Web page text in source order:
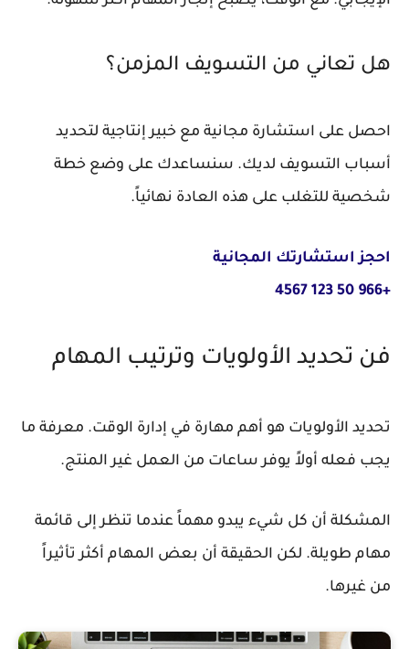
هل تعاني من التسويف المزمن؟
احصل على استشارة مجانية مع خبير إنتاجية لتحديد
أسباب التسويف لديك. سنساعدك على وضع خطة
شخصية للتغلب على هذه العادة نهائياً.
احجز استشارتك المجانية
+966 50 123 4567
فن تحديد الأولويات وترتيب المهام
تحديد الأولويات هو أهم مهارة في إدارة الوقت. معرفة ما
يجب فعله أولاً يوفر ساعات من العمل غير المنتج.
المشكلة أن كل شيء يبدو مهماً عندما تنظر إلى قائمة
مهام طويلة. لكن الحقيقة أن بعض المهام أكثر تأثيراً
من غيرها.